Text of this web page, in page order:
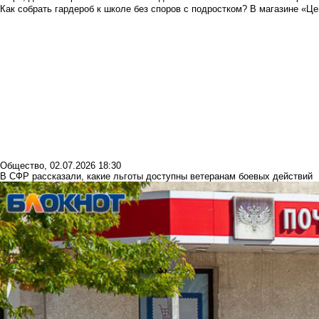
Как собрать гардероб к школе без споров с подростком? В магазине
Общество, 02.07.2026 18:30
В СФР рассказали, какие льготы доступны ветеранам боевых действий